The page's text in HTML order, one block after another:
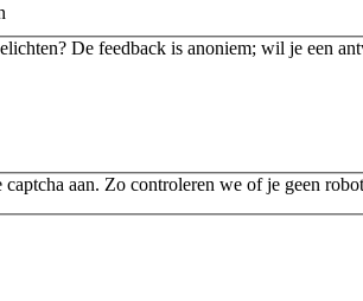
De feedback is anoniem; wil je een
captcha aan. Zo controleren we of je geen